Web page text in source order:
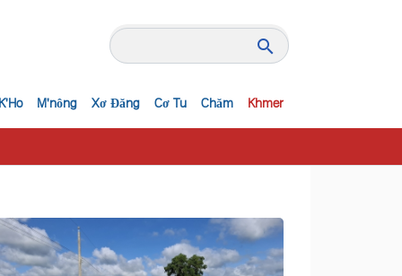
K'Ho M'nông Xơ Đăng Cơ Tu Chăm
Khmer